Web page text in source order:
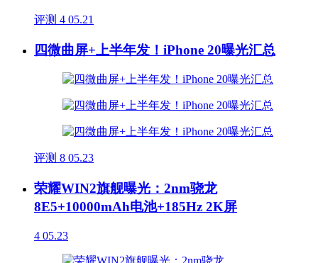
评测 4 05.21
四微曲屏+上半年发！iPhone 20曝光汇总
评测 8 05.23
荣耀WIN2旗舰曝光：2nm骁龙
8E5+10000mAh电池+185Hz 2K屏
4 05.23